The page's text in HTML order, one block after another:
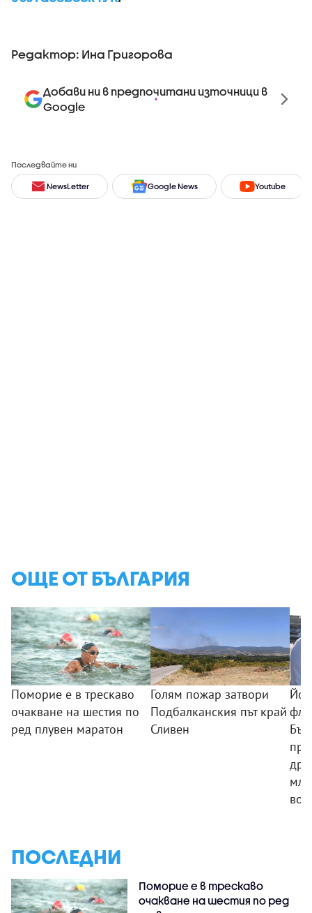
Редактор: Ина Григорова
Добави ни в предпочитани източници в
Google
Последвайте ни
NewsLetter Google News Youtube
ОЩЕ ОТ БЪЛГАРИЯ
Поморие е в трескаво
очакване на шестия по
ред плувен маратон
Голям пожар затвори
Подбалканския път край
Сливен
ПОСЛЕДНИ
Поморие е в трескаво
очакване на шестия по ред